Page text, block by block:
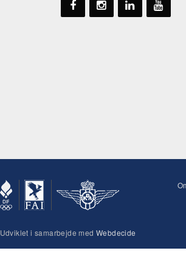
Udviklet i samarbejde med Webdecide